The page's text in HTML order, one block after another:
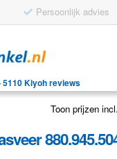
Persoonlijk advies
5110 Kiyoh reviews
Toon prijzen